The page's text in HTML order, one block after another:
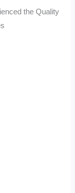
the Quality